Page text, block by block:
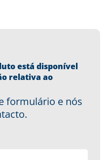
está disponível
relativa ao
formulário e nós